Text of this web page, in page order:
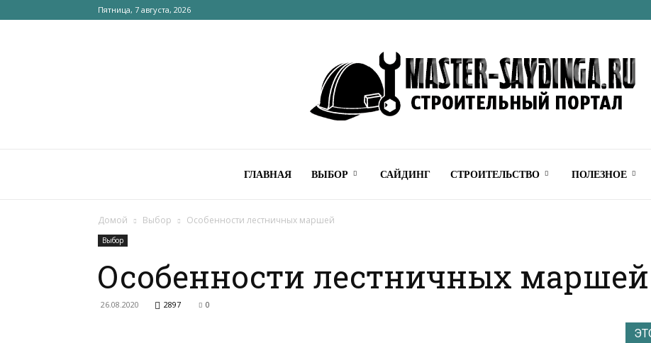
Пятница, 7 августа, 2026
Строительный
ГЛАВНАЯ ВЫБОР САЙДИНГ СТРОИТЕЛЬСТВО ПОЛЕЗНОЕ
Домой Выбор Особенности лестничных маршей
Выбор
Особенности лестничных маршей
26.08.2020 2897 0